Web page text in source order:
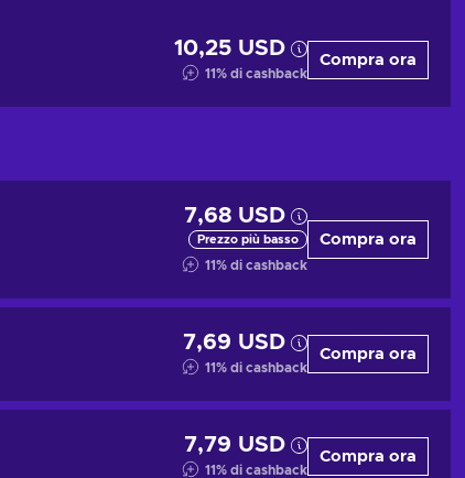
10,25 USD
11% di cashback
Compra ora
7,68 USD
Prezzo più basso
11% di cashback
Compra ora
7,69 USD
11% di cashback
Compra ora
7,79 USD
11% di cashback
Compra ora